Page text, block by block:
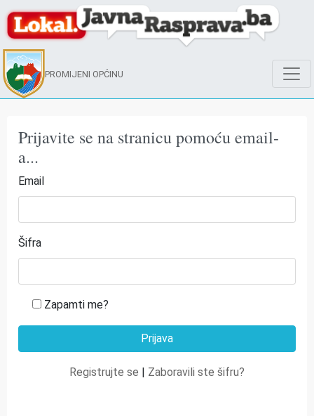
PROMIJENI OPĆINU
Prijavite se na stranicu pomoću email-
a...
Email
Šifra
Zapamti me?
Registrujte se | Zaboravili ste šifru?